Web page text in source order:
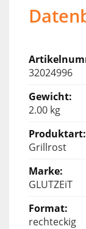
32024996
2.00 kg
Grillrost
GLUTZEiT
rechteckig